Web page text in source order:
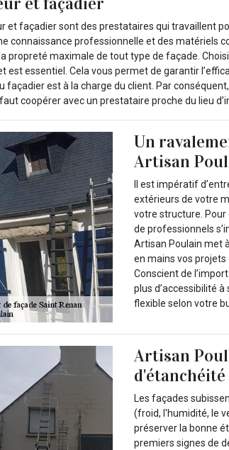
et façadier sont des prestataires qui travaillent
connaissance professionnelle et des matériels
propreté maximale de tout type de façade.
est essentiel. Cela vous permet de garantir
façadier est à la charge du client. Par
coopérer avec un prestataire proche du lieu
Un
Artisan
Il est impératif
extérieurs de votre
votre structure.
de professionnels
Artisan Poulain met
en mains vos
Conscient de
plus d’accessibilité
flexible selon votre
Artisan
d'étanchéité
Les façades
(froid, l'humidité, le
préserver la bonne
premiers signes de